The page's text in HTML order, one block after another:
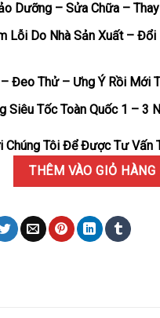
Dưỡng – Sửa Chữa –
Lỗi Do Nhà Sản Xuất – Đổi
– Đeo Thử – Ưng Ý Rồi Mới
Siêu Tốc Toàn Quốc 1 – 3
Chúng Tôi Để Được Tư Vấn
Classic Fusion Orlinski
THÊM VÀO GIỎ HÀNG